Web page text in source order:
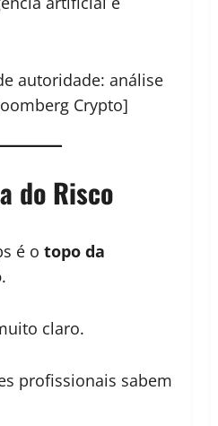
autoridade: análise
Crypto]
do Risco
é o topo da
.
claro.
profissionais sabem